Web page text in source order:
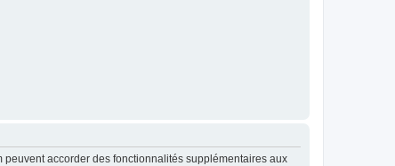
peuvent accorder des fonctionnalités supplémentaires aux